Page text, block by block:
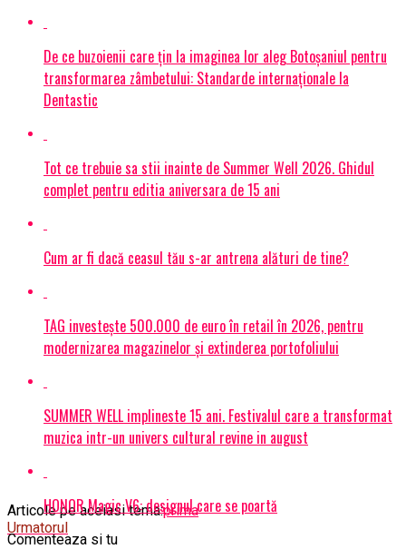
Articole pe aceiasi tema:prima
Urmatorul
De ce buzoienii care țin la imaginea lor aleg Botoșaniul pentru
transformarea zâmbetului: Standarde internaționale la
Dentastic
Tot ce trebuie sa stii inainte de Summer Well 2026. Ghidul
complet pentru editia aniversara de 15 ani
Cum ar fi dacă ceasul tău s-ar antrena alături de tine?
TAG investește 500.000 de euro în retail în 2026, pentru
modernizarea magazinelor și extinderea portofoliului
SUMMER WELL implineste 15 ani. Festivalul care a transformat
muzica intr-un univers cultural revine in august
HONOR Magic V6: designul care se poartă
Comenteaza si tu